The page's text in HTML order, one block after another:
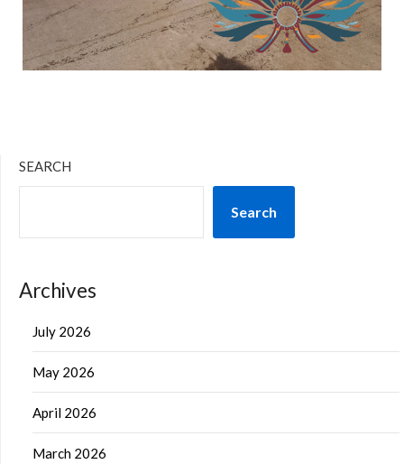
SEARCH
Search
Archives
July 2026
May 2026
April 2026
March 2026